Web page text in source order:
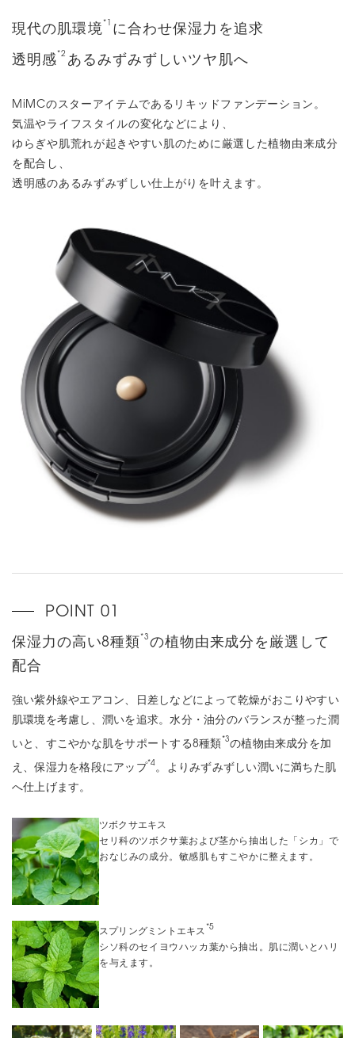
現代の肌環境*1 に合わせ保湿力を追求
透明感*2 あるみずみずしいツヤ肌へ
MiMCのスターアイテムであるリキッドファンデーション。
気温やライフスタイルの変化などにより、
ゆらぎや肌荒れが起きやすい肌のために厳選した植物由来成分
を配合し、
透明感のあるみずみずしい仕上がりを叶えます。
保湿力の高い8種類*3の植物由来成分を厳選して
配合
強い紫外線やエアコン、日差しなどによって乾燥がおこりやすい
肌環境を考慮し、潤いを追求。水分・油分のバランスが整った潤
いと、すこやかな肌をサポートする8種類*3の植物由来成分を加
え、保湿力を格段にアップ*4。よりみずみずしい潤いに満ちた肌
へ仕上げます。
ツボクサエキス
セリ科のツボクサ葉および茎から抽出した「シカ」で
おなじみの成分。敏感肌もすこやかに整えます。
スプリングミントエキス*5
シソ科のセイヨウハッカ葉から抽出。肌に潤いとハリ
を与えます。